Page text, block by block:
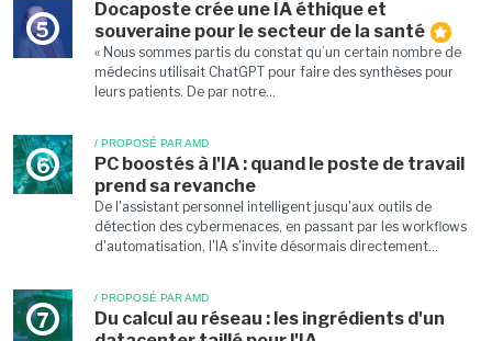
5
Docaposte crée une IA éthique et
souveraine pour le secteur de la santé
« Nous sommes partis du constat qu’un certain nombre de
médecins utilisait ChatGPT pour faire des synthèses pour
leurs patients. De par notre...
6
/ PROPOSÉ PAR AMD
PC boostés à l'IA : quand le poste de travail
prend sa revanche
De l'assistant personnel intelligent jusqu'aux outils de
détection des cybermenaces, en passant par les workflows
d'automatisation, l'IA s'invite désormais directement...
7
/ PROPOSÉ PAR AMD
Du calcul au réseau : les ingrédients d'un